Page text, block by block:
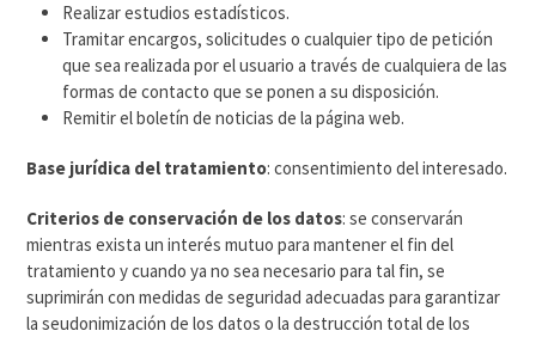
Realizar estudios estadísticos.
Tramitar encargos, solicitudes o cualquier tipo de petición
que sea realizada por el usuario a través de cualquiera de las
formas de contacto que se ponen a su disposición.
Remitir el boletín de noticias de la página web.
Base jurídica del tratamiento: consentimiento del interesado.
Criterios de conservación de los datos: se conservarán
mientras exista un interés mutuo para mantener el fin del
tratamiento y cuando ya no sea necesario para tal fin, se
suprimirán con medidas de seguridad adecuadas para garantizar
la seudonimización de los datos o la destrucción total de los